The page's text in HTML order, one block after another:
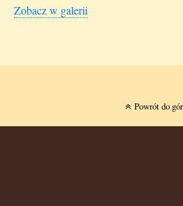
Zobacz w galerii
Powrót do